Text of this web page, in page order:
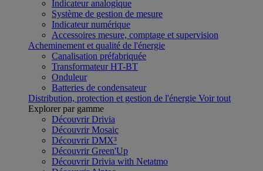
Indicateur analogique
Système de gestion de mesure
Indicateur numérique
Accessoires mesure, comptage et supervision
Acheminement et qualité de l'énergie
Canalisation préfabriquée
Transformateur HT-BT
Onduleur
Batteries de condensateur
Distribution, protection et gestion de l'énergie Voir tout
Explorer par gamme
Découvrir Drivia
Découvrir Mosaic
Découvrir DMX³
Découvrir Green'Up
Découvrir Drivia with Netatmo